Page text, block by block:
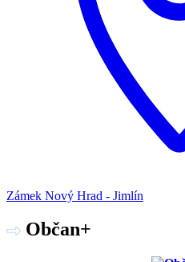
Zámek Nový Hrad - Jimlín
Občan+